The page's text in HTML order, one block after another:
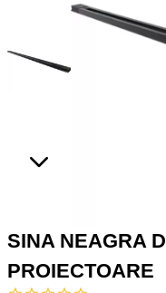
SINA NEAGRA
PROIECTOARE